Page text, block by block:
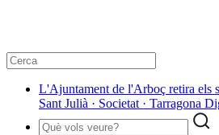
L'Ajuntament de l'Arboç retira els
Sant Julià · Societat · Tarragona